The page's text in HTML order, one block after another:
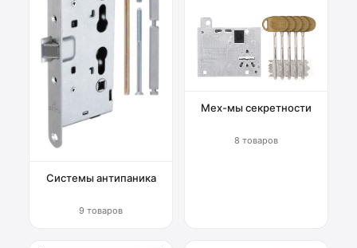
Системы антипаника
9 товаров
Мех-мы секретности
8 товаров